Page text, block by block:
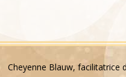
Cheyenne Blauw, facilitatrice